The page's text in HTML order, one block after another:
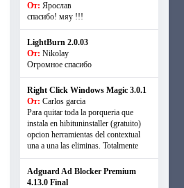
От: Ярослав
спасибо! мяу !!!
LightBurn 2.0.03
От: Nikolay
Огромное спасибо
Right Click Windows Magic 3.0.1
От: Carlos garcia
Para quitar toda la porqueria que
instala en hibituninstaller (gratuito)
opcion herramientas del contextual
una a una las eliminas. Totalmente
Adguard Ad Blocker Premium
4.13.0 Final